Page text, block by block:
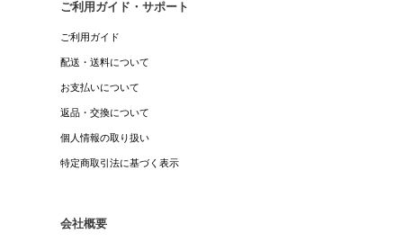
ご利用ガイド・サポート
ご利用ガイド
配送・送料について
お支払いについて
返品・交換について
個人情報の取り扱い
特定商取引法に基づく表示
会社概要